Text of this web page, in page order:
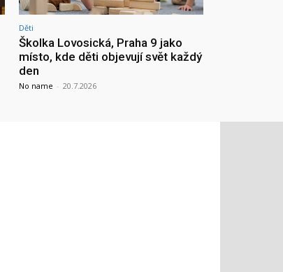
Děti
Školka Lovosická, Praha 9 jako
místo, kde děti objevují svět každý
den
No name - 20.7.2026